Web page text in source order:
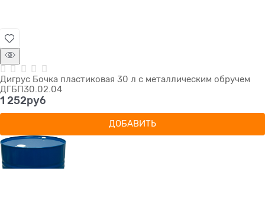
Дигрус Бочка пластиковая 30 л с металлическим обручем
ДГБП30.02.04
1 252руб
ДОБАВИТЬ